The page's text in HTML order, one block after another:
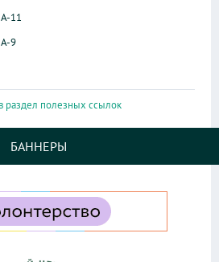
11
9
раздел полезных ссылок
БАННЕРЫ